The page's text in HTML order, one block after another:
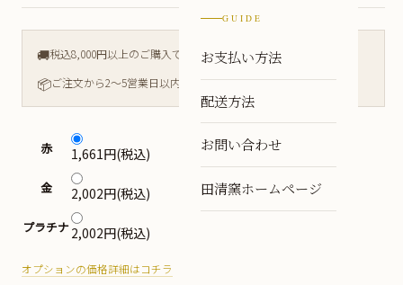
GUIDE
お支払い方法
配送方法
お問い合わせ
田清窯ホームページ
🚚税込8,000円以上のご購入で送料無料
📦ご注文から2〜5営業日以内に発送
赤 1,661円(税込)
金 2,002円(税込)
プラチナ2,002円(税込)
オプションの価格詳細はコチラ